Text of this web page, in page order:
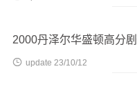
2000丹泽尔华盛顿高分
 update 23/10/12